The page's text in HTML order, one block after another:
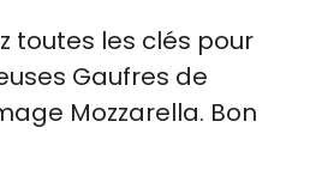
toutes les clés pour
Gaufres de
Mozzarella. Bon